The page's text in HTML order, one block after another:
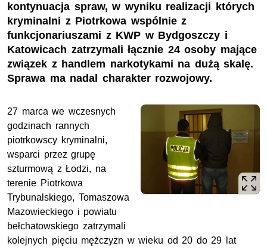
kontynuacja spraw, w wyniku realizacji których
kryminalni z Piotrkowa wspólnie z
funkcjonariuszami z KWP w Bydgoszczy i
Katowicach zatrzymali łącznie 24 osoby mające
związek z handlem narkotykami na dużą skalę.
Sprawa ma nadal charakter rozwojowy.
27 marca we wczesnych
godzinach rannych
piotrkowscy kryminalni,
wsparci przez grupę
szturmową z Łodzi, na
terenie Piotrkowa
Trybunalskiego, Tomaszowa
Mazowieckiego i powiatu
bełchatowskiego zatrzymali
kolejnych pięciu mężczyzn w wieku od 20 do 29 lat